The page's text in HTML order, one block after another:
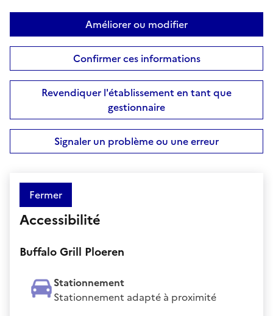
Améliorer ou modifier
Confirmer ces informations
Revendiquer l'établissement en tant que
gestionnaire
Signaler un problème ou une erreur
Fermer
Accessibilité
Buffalo Grill Ploeren
Stationnement
Stationnement adapté à proximité